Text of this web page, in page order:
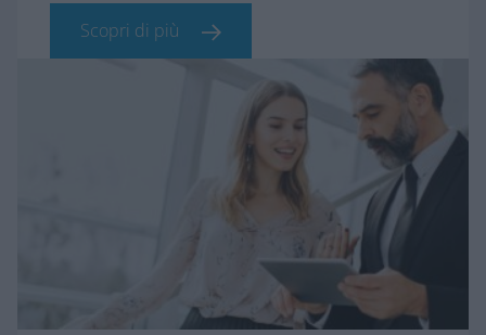
Scopri di più